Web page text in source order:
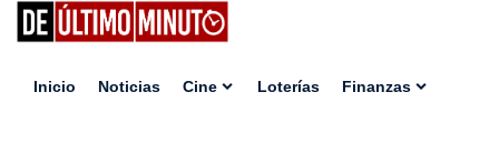
Inicio Noticias Cine Loterías Finanzas